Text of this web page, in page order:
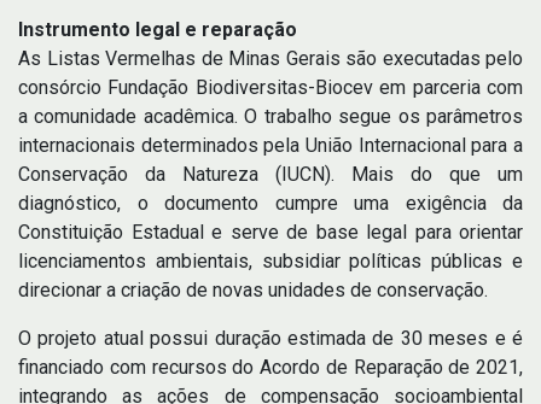
Instrumento legal e reparação
As Listas Vermelhas de Minas Gerais são executadas pelo
consórcio Fundação Biodiversitas-Biocev em parceria com
a comunidade acadêmica. O trabalho segue os parâmetros
internacionais determinados pela União Internacional para a
Conservação da Natureza (IUCN). Mais do que um
diagnóstico, o documento cumpre uma exigência da
Constituição Estadual e serve de base legal para orientar
licenciamentos ambientais, subsidiar políticas públicas e
direcionar a criação de novas unidades de conservação.
O projeto atual possui duração estimada de 30 meses e é
financiado com recursos do Acordo de Reparação de 2021,
integrando as ações de compensação socioambiental